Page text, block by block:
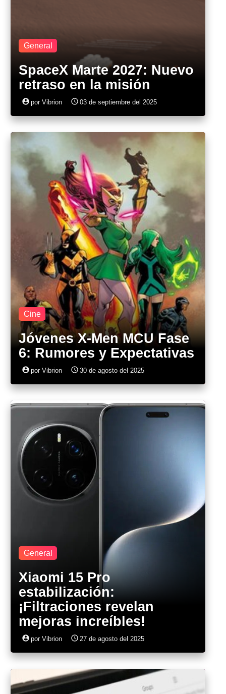
General
SpaceX Marte 2027: Nuevo
retraso en la misión
account_circle por Vibrion access_time 03 de septiembre del 2025
Cine
Jóvenes X-Men MCU Fase
6: Rumores y Expectativas
account_circle por Vibrion access_time 30 de agosto del 2025
General
Xiaomi 15 Pro
estabilización:
¡Filtraciones revelan
mejoras increíbles!
account_circle por Vibrion access_time 27 de agosto del 2025